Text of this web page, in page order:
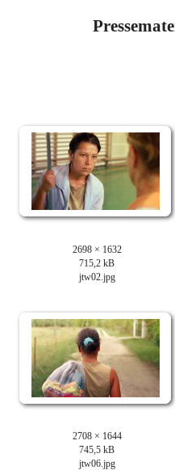
2698 × 1632
715,2 kB
jtw02.jpg
2708 × 1644
745,5 kB
jtw06.jpg